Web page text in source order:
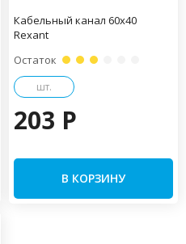
Кабельный канал 60х40
Rexant
Остаток
шт.
203 P
В КОРЗИНУ